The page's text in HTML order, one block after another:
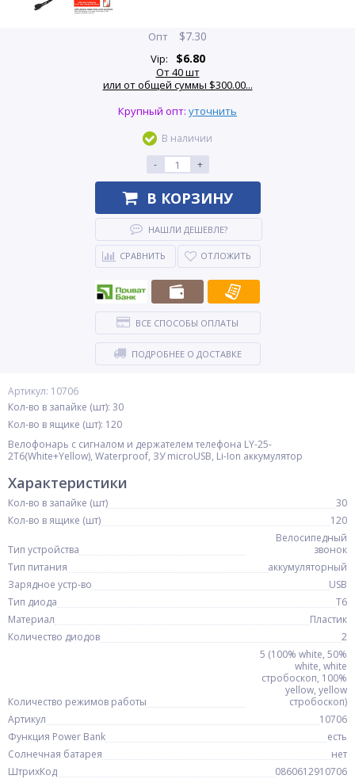
Артикул: 10706
Кол-во в запайке (шт): 30
Кол-во в ящике (шт): 120
Велофонарь с сигналом и держателем телефона LY-25-
2T6(White+Yellow), Waterproof, ЗУ microUSB, Li-Ion аккумулятор
Опт $7.30
Vip: $6.80
От 40 шт
или от общей суммы $300.00...
Крупный опт: уточнить
В наличии
-
+
В КОРЗИНУ
НАШЛИ ДЕШЕВЛЕ?
СРАВНИТЬ ОТЛОЖИТЬ
ВСЕ СПОСОБЫ ОПЛАТЫ
ПОДРОБНЕЕ О ДОСТАВКЕ
Характеристики
Кол-во в запайке (шт)
30
Кол-во в ящике (шт)
120
Тип устройства
Велосипедный
звонок
Тип питания
аккумуляторный
Зарядное устр-во
USB
Тип диода
T6
Материал
Пластик
Количество диодов
2
Количество режимов работы
5 (100% white, 50%
white, white
стробоскоп, 100%
yellow, yellow
стробоскоп)
Артикул
10706
Функция Power Bank
есть
Солнечная батарея
нет
ШтрихКод
0860612910706